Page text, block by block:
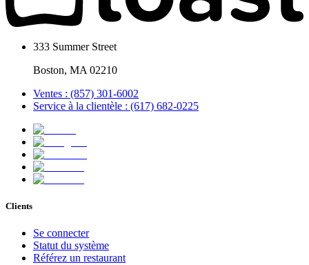
333 Summer Street
Boston, MA 02210
Ventes : (857) 301-6002
Service à la clientèle : (617) 682-0225
Clients
Se connecter
Statut du système
Référez un restaurant